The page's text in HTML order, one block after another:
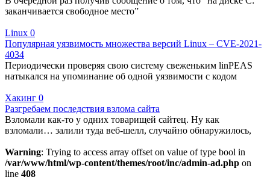
заканчивается свободное место”
Linux 0
Популярная уязвимость множества версий Linux – CVE-2021-
4034
Периодически проверяя свою систему свеженьким linPEAS
натыкался на упоминание об одной уязвимости с кодом
Хакинг 0
Разгребаем последствия взлома сайта
Взломали как-то у одних товарищей сайтец. Ну как
взломали… залили туда веб-шелл, случайно обнаружилось,
Warning: Trying to access array offset on value of type bool in
/var/www/html/wp-content/themes/root/inc/admin-ad.php on
line 408